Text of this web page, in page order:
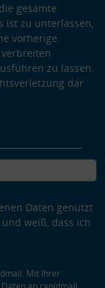
gesamte
ist zu unterlassen,
vorherige
zu lassen.
dar
Daten genutzt
weiß, dass ich
Mit Ihrer